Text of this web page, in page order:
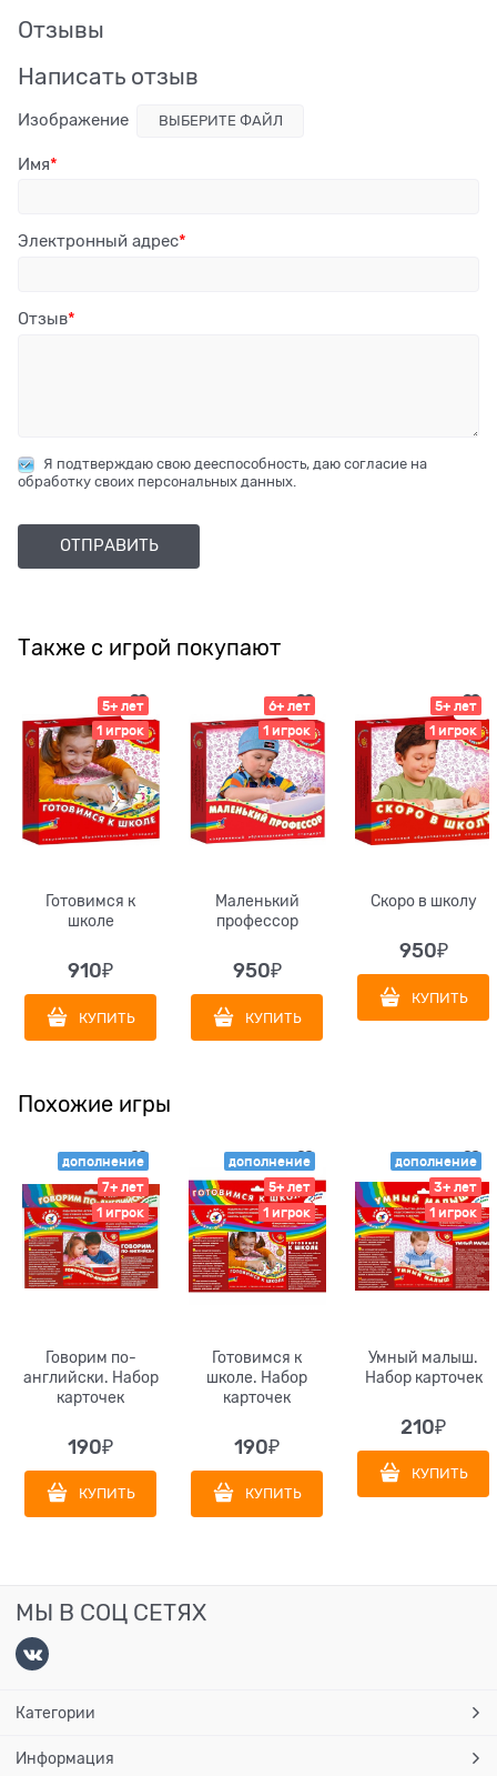
Отзывы
Написать отзыв
Изображение ВЫБЕРИТЕ ФАЙЛ
Имя
Электронный адрес
Отзыв
Я подтверждаю свою дееспособность, даю согласие на
обработку своих персональных данных.
Также с игрой покупают
5+ лет
1 игрок
Готовимся к
школе
910₽
КУПИТЬ
6+ лет
1 игрок
Маленький
профессор
950₽
КУПИТЬ
5+ лет
1 игрок
Скоро в школу
950₽
КУПИТЬ
Похожие игры
дополнение
7+ лет
1 игрок
Говорим по-
английски. Набор
карточек
190₽
КУПИТЬ
дополнение
5+ лет
1 игрок
Готовимся к
школе. Набор
карточек
190₽
КУПИТЬ
дополнение
3+ лет
1 игрок
Умный малыш.
Набор карточек
210₽
КУПИТЬ
МЫ В СОЦ СЕТЯХ
Категории
Информация